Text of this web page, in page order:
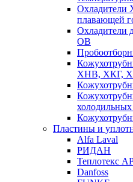
Охладители
плавающей
Охладители
ОВ
ХНВ, ХКГ,
Пластины и
Alfa Laval
РИДАН
Теплотекс
Danfoss